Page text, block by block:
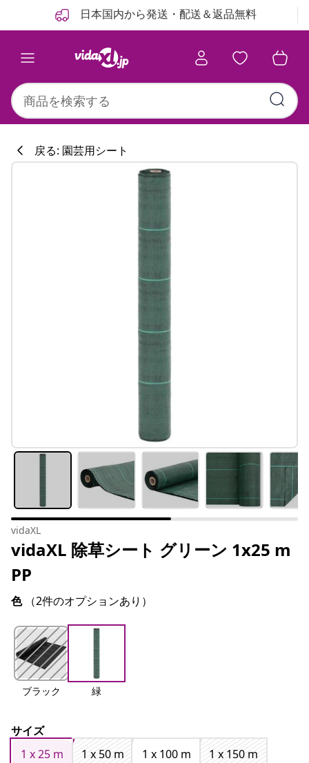
日本国内から発送・配送＆返品無料
戻る: 園芸用シート
vidaXL
vidaXL 除草シート グリーン 1x25 m
PP
色 （2件のオプションあり）
ブラック 緑
サイズ
1 x 25 m
1 x 50 m 1 x 100 m
1 x 150 m